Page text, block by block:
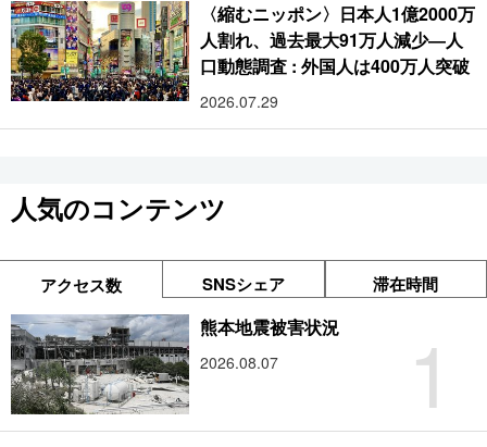
〈縮むニッポン〉日本人1億2000万
人割れ、過去最大91万人減少―人
口動態調査 : 外国人は400万人突破
2026.07.29
人気のコンテンツ
アクセス数 SNSシェア 滞在時間
1
熊本地震被害状況
2026.08.07